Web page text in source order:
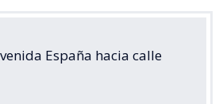
España hacia calle